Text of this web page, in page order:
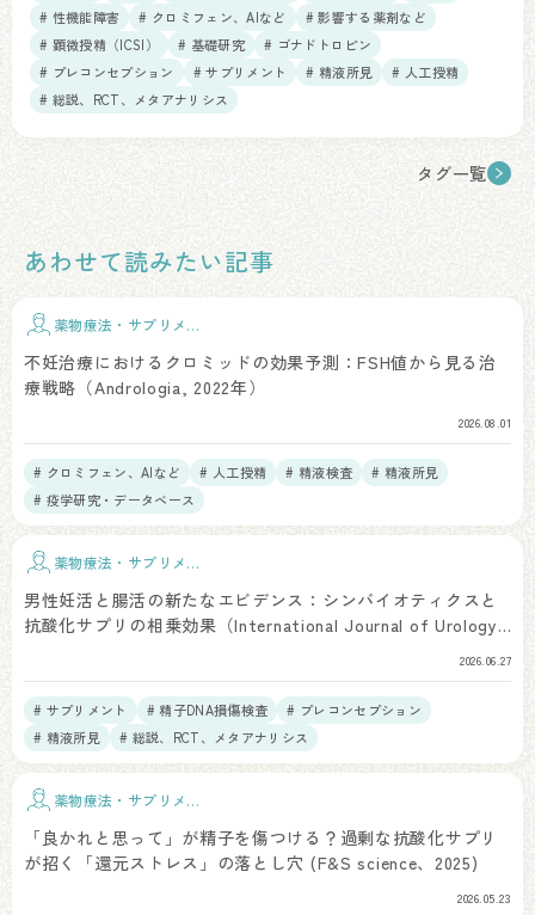
# 性機能障害
# クロミフェン、AIなど
# 影響する薬剤など
# 顕微授精（ICSI）
# 基礎研究
# ゴナドトロピン
# プレコンセプション
# サプリメント # 精液所見
# 人工授精
# 総説、RCT、メタアナリシス
タグ一覧
あわせて読みたい記事
薬物療法・サプリメン
不妊治療におけるクロミッドの効果予測：FSH値から見る治
療戦略（Andrologia, 2022年）
2026.08.01
# クロミフェン、AIなど # 人工授精 # 精液検査
# 精液所見
# 疫学研究・データベース
薬物療法・サプリメン
男性妊活と腸活の新たなエビデンス：シンバイオティクスと
抗酸化サプリの相乗効果（International Journal of Urology,
2026.06.27
# サプリメント # 精子DNA損傷検査
# プレコンセプション
# 精液所見
# 総説、RCT、メタアナリシス
薬物療法・サプリメン
「良かれと思って」が精子を傷つける？過剰な抗酸化サプリ
が招く「還元ストレス」の落とし穴 (F&S science、2025)
2026.05.23